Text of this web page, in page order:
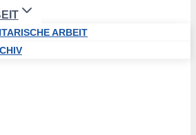
ARBEIT